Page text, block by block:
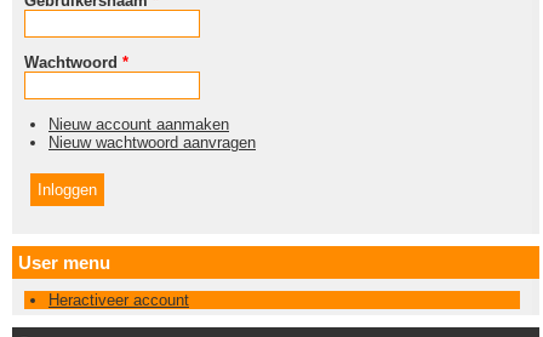
Wachtwoord *
Nieuw account aanmaken
Nieuw wachtwoord aanvragen
User menu
Heractiveer account